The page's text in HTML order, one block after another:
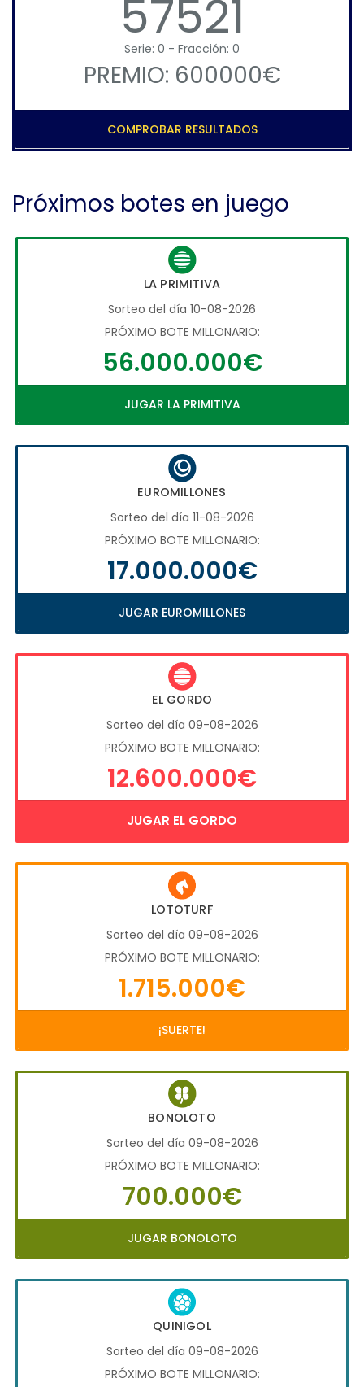
57521
Serie: 0 - Fracción: 0
PREMIO: 600000€
COMPROBAR RESULTADOS
Próximos botes en juego
LA PRIMITIVA
Sorteo del día 10-08-2026
PRÓXIMO BOTE MILLONARIO:
56.000.000€
JUGAR LA PRIMITIVA
EUROMILLONES
Sorteo del día 11-08-2026
PRÓXIMO BOTE MILLONARIO:
17.000.000€
JUGAR EUROMILLONES
EL GORDO
Sorteo del día 09-08-2026
PRÓXIMO BOTE MILLONARIO:
12.600.000€
JUGAR EL GORDO
LOTOTURF
Sorteo del día 09-08-2026
PRÓXIMO BOTE MILLONARIO:
1.715.000€
¡SUERTE!
BONOLOTO
Sorteo del día 09-08-2026
PRÓXIMO BOTE MILLONARIO:
700.000€
JUGAR BONOLOTO
QUINIGOL
Sorteo del día 09-08-2026
PRÓXIMO BOTE MILLONARIO: